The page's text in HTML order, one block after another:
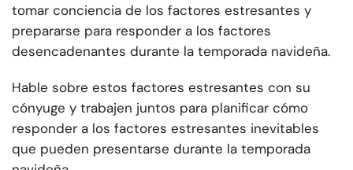
tomar conciencia de los factores estresantes y
prepararse para responder a los factores
desencadenantes durante la temporada navideña.
Hable sobre estos factores estresantes con su
cónyuge y trabajen juntos para planificar cómo
responder a los factores estresantes inevitables
que pueden presentarse durante la temporada